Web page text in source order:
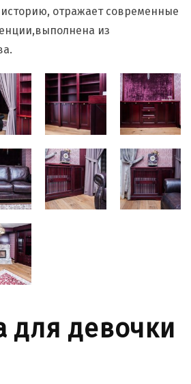
отражает современные
из
для девочки